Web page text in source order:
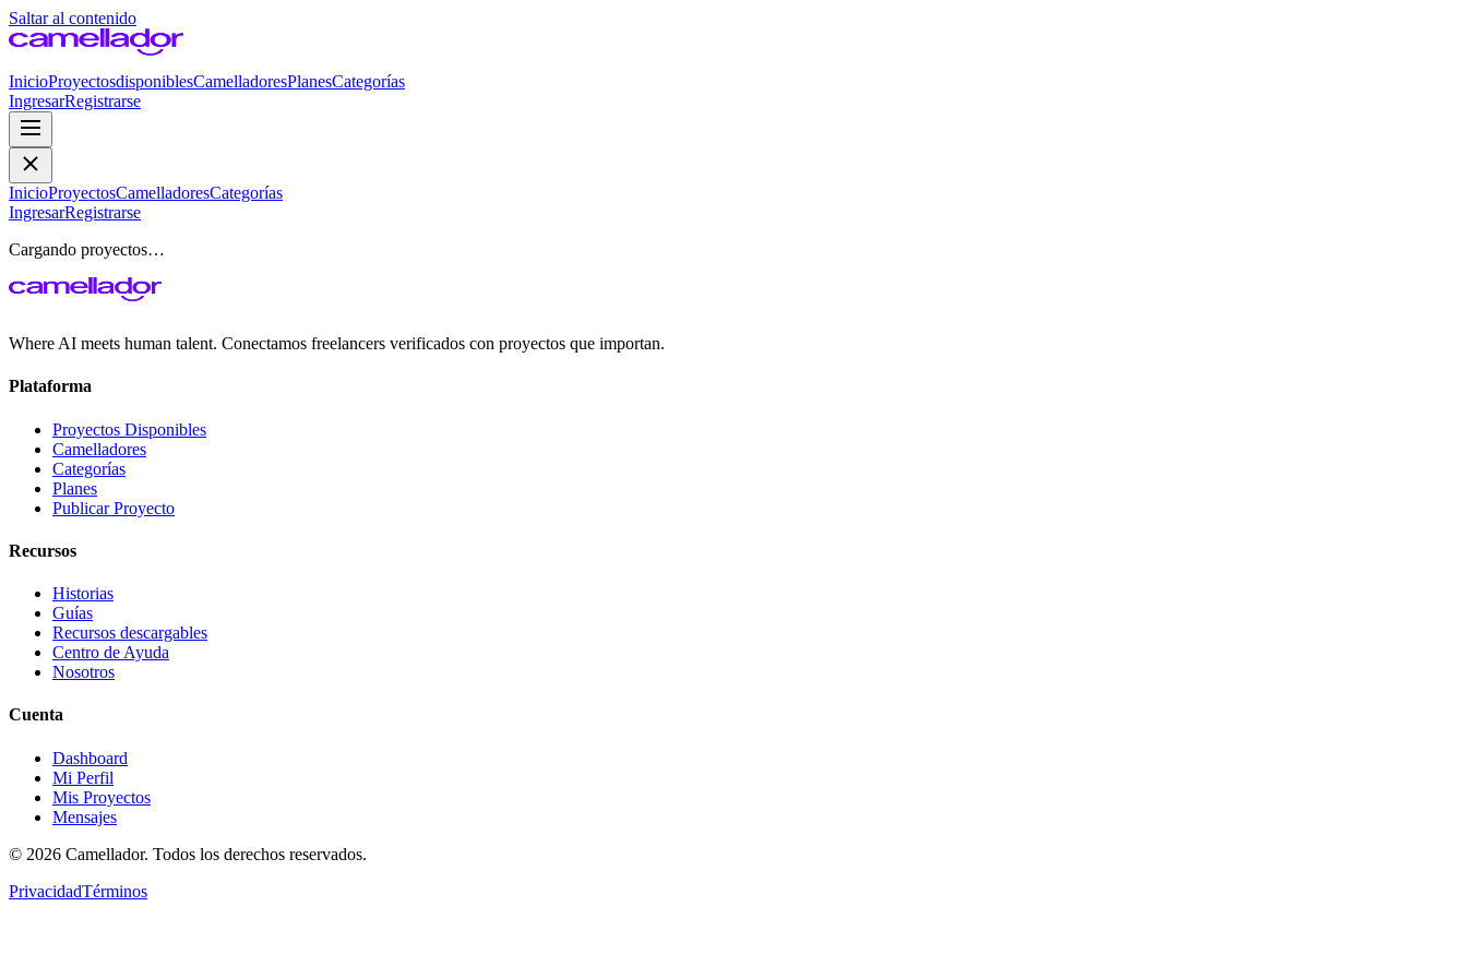
Saltar al contenido
InicioProyectosdisponiblesCamelladoresPlanesCategorías
IngresarRegistrarse
InicioProyectosCamelladoresCategorías
IngresarRegistrarse
Cargando proyectos…
Where AI meets human talent. Conectamos freelancers verificados con proyectos que importan.
Plataforma
Proyectos Disponibles
Camelladores
Categorías
Planes
Publicar Proyecto
Recursos
Historias
Guías
Recursos descargables
Centro de Ayuda
Nosotros
Cuenta
Dashboard
Mi Perfil
Mis Proyectos
Mensajes
© 2026 Camellador. Todos los derechos reservados.
PrivacidadTérminos